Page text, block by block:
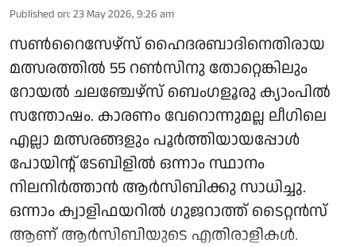
Published on: 23 May 2026, 9:26 am
സൺറൈസേഴ്‌സ് ഹൈദരബാദിനെതിരായ
മത്സരത്തിൽ 55 റൺസിനു തോറ്റെങ്കിലും
റോയൽ ചലഞ്ചേഴ്‌സ് ബെംഗളൂരു ക്യാംപിൽ
സന്തോഷം. കാരണം വേറൊന്നുമല്ല ലീഗിലെ
എല്ലാ മത്സരങ്ങളും പൂർത്തിയായപ്പോൾ
പോയിന്റ് ടേബിളിൽ ഒന്നാം സ്ഥാനം
നിലനിർത്താൻ ആർസിബിക്കു സാധിച്ചു.
ഒന്നാം ക്വാളിഫയറിൽ ഗുജറാത്ത് ടൈറ്റൻസ്
ആണ് ആർസിബിയുടെ എതിരാളികൾ.